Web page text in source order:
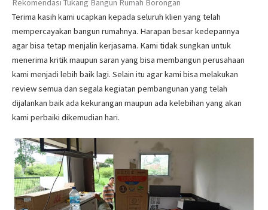
Terima kasih kami ucapkan kepada seluruh klien yang telah
mempercayakan bangun rumahnya. Harapan besar kedepannya
agar bisa tetap menjalin kerjasama. Kami tidak sungkan untuk
menerima kritik maupun saran yang bisa membangun perusahaan
kami menjadi lebih baik lagi. Selain itu agar kami bisa melakukan
review semua dan segala kegiatan pembangunan yang telah
dijalankan baik ada kekurangan maupun ada kelebihan yang akan
kami perbaiki dikemudian hari.